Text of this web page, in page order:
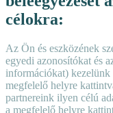
célokra:
Az Ön és eszközének
egyedi azonosítókat és
információkat) kezelünk
megfelelő helyre
partnereink ilyen célú
a megfelelő helyre